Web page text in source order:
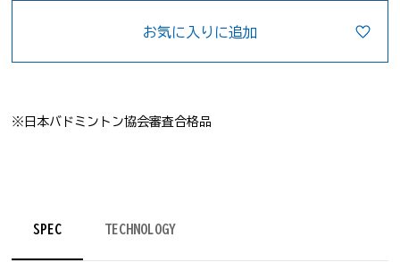
お気に入りに追加
※日本バドミントン協会審査合格品
SPEC TECHNOLOGY